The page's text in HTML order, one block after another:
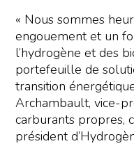
« Nous sommes
engouement et un
l’hydrogène et des
portefeuille de
transition
Archambault, vice-
carburants propres,
président